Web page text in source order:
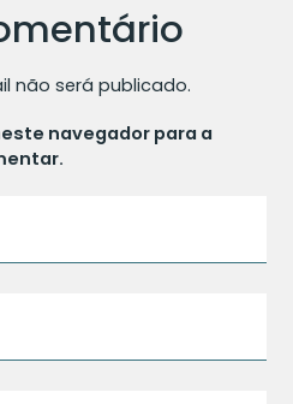
não será publicado.
navegador para a